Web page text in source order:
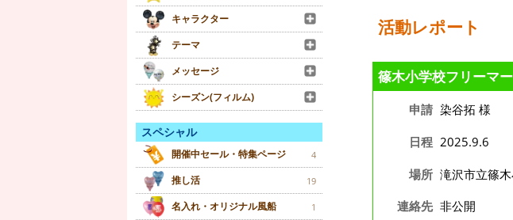
キャラクター
テーマ
メッセージ
シーズン(フィルム)
スペシャル
開催中セール・特集ページ 4
推し活 19
名入れ・オリジナル風船 1
活動レポート
篠木小学校フリーマ
申請 染谷拓 様
日程 2025.9.6
場所 滝沢市立篠
連絡先 非公開